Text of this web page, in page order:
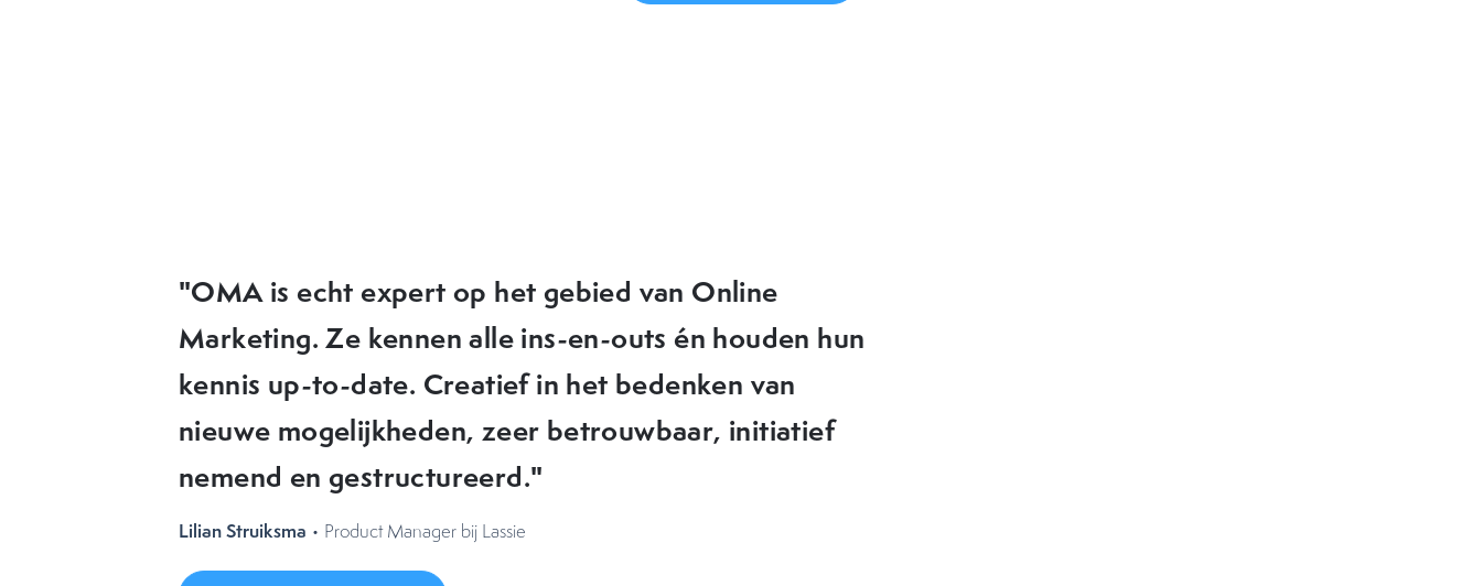
"OMA heeft elke keer weer goede tips en nieuwe
ideeën die we in de praktijk zouden kunnen brengen.
OMA denkt met je mee, en doorziet waar de
uitdagingen liggen. Ik kan OMA daarom echt
aanbevelen!"
Celine Brattinga • NIZO